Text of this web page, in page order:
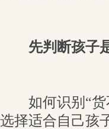
先判断孩子是
如何识别“货
选择适合自己孩